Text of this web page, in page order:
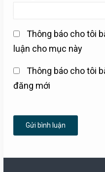
Thông báo cho tôi
luận cho mục này
Thông báo cho tôi
đăng mới